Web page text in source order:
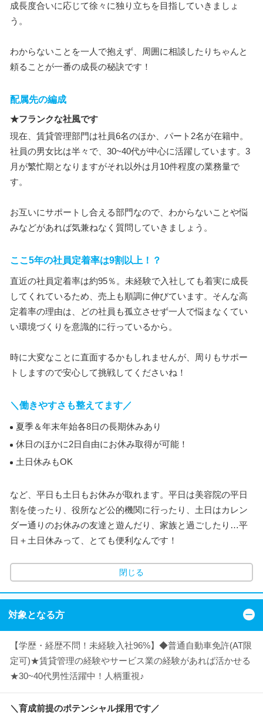
成長度合いに応じて徐々に独り立ちを目指していきましょ
う。
わからないことを一人で抱えず、周囲に相談したりちゃんと
頼ることが一番の成長の秘訣です！
配属先の編成
★フランクな社風です
現在、賃貸管理部門は社員6名のほか、パート2名が在籍中。
社員の男女比は半々で、30~40代が中心に活躍しています。3
月が繁忙期となりますがそれ以外は月10件程度の業務量で
す。
お互いにサポートし合える部門なので、わからないことや悩
みなどがあれば気兼ねなく質問していきましょう。
ここ5年の社員定着率は9割以上！？
直近の社員定着率は約95％。未経験で入社しても着実に成長
してくれているため、売上も順調に伸びています。そんな高
定着率の理由は、どの社員も孤立させず一人で悩まなくてい
い環境づくりを意識的に行っているから。
時に大変なことに直面するかもしれませんが、周りもサポー
トしますので安心して挑戦してくださいね！
＼働きやすさも整えてます／
夏季＆年末年始各8日の長期休みあり
休日のほかに2日自由にお休み取得が可能！
土日休みもOK
など、平日も土日もお休みが取れます。平日は美容院の平日
割を使ったり、役所など公的機関に行ったり、土日はカレン
ダー通りのお休みの友達と遊んだり、家族と過ごしたり…平
日＋土日休みって、とても便利なんです！
閉じる
対象となる方
【学歴・経歴不問！未経験入社96%】◆普通自動車免許(AT限
定可)★賃貸管理の経験やサービス業の経験があれば活かせる
★30~40代男性活躍中！人柄重視♪
＼育成前提のポテンシャル採用です／